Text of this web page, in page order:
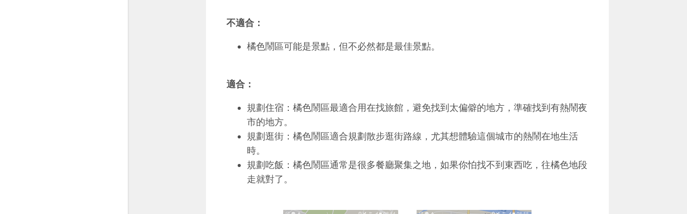
不適合：
橘色鬧區可能是景點，但不必然都是最佳景點。
適合：
規劃住宿：橘色鬧區最適合用在找旅館，避免找到太偏僻的地方，準確找到有熱鬧夜
市的地方。
規劃逛街：橘色鬧區適合規劃散步逛街路線，尤其想體驗這個城市的熱鬧在地生活
時。
規劃吃飯：橘色鬧區通常是很多餐廳聚集之地，如果你怕找不到東西吃，往橘色地段
走就對了。